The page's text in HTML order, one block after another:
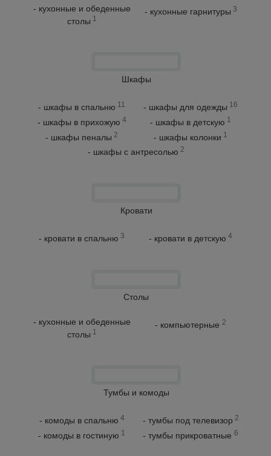
- кухонные и обеденные
столы 1
- кухонные гарнитуры 3
Шкафы
- шкафы в спальню 11 - шкафы для одежды 16
- шкафы в прихожую 4 - шкафы в детскую 1
- шкафы пеналы 2 - шкафы колонки 1
- шкафы с антресолью 2
Кровати
- кровати в спальню 3 - кровати в детскую 4
Столы
- кухонные и обеденные
столы 1
- компьютерные 2
Тумбы и комоды
- комоды в спальню 4 - тумбы под телевизор 2
- комоды в гостиную 1 - тумбы прикроватные 6